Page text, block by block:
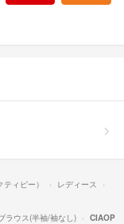
ィピー）
レディース
ラウス(半袖/袖なし)
CIAOP